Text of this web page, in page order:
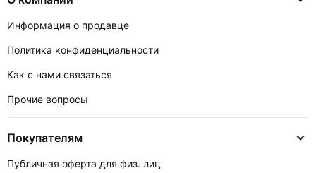
Информация о продавце
Политика конфиденциальности
Как с нами связаться
Прочие вопросы
Покупателям
Публичная оферта для физ. лиц